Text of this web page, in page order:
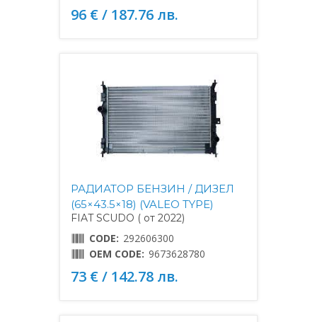
96 € / 187.76 лв.
РАДИАТОР БЕНЗИН / ДИЗЕЛ
(65×43.5×18) (VALEO TYPE)
FIAT SCUDO ( от 2022)
CODE: 292606300
OEM CODE: 9673628780
73 € / 142.78 лв.